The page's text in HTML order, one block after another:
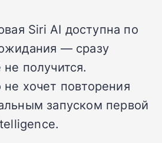
Siri AI доступна по
— сразу
получится.
хочет повторения
запуском первой